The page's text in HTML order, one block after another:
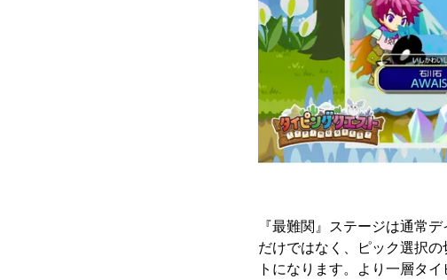
『最難関』ステージは通常
だけではなく、ピック選択
トになります。より一層タ